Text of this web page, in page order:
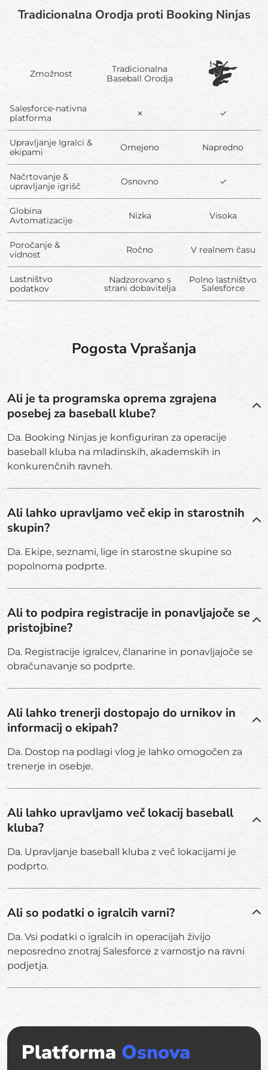
Tradicionalna Orodja proti Booking Ninjas
Zmožnost
Tradicionalna
Baseball Orodja
Salesforce-nativna
platforma
✗ ✓
Upravljanje Igralci &
ekipami
Omejeno Napredno
Načrtovanje &
upravljanje igrišč
Osnovno ✓
Globina
Avtomatizacije
Nizka Visoka
Poročanje &
vidnost
Ročno V realnem času
Lastništvo
podatkov
Nadzorovano s
strani dobavitelja
Polno lastništvo
Salesforce
Pogosta Vprašanja
Ali je ta programska oprema zgrajena
posebej za baseball klube?
Da. Booking Ninjas je konfiguriran za operacije
baseball kluba na mladinskih, akademskih in
konkurenčnih ravneh.
Ali lahko upravljamo več ekip in starostnih
skupin?
Da. Ekipe, seznami, lige in starostne skupine so
popolnoma podprte.
Ali to podpira registracije in ponavljajoče se
pristojbine?
Da. Registracije igralcev, članarine in ponavljajoče se
obračunavanje so podprte.
Ali lahko trenerji dostopajo do urnikov in
informacij o ekipah?
Da. Dostop na podlagi vlog je lahko omogočen za
trenerje in osebje.
Ali lahko upravljamo več lokacij baseball
kluba?
Da. Upravljanje baseball kluba z več lokacijami je
podprto.
Ali so podatki o igralcih varni?
Da. Vsi podatki o igralcih in operacijah živijo
neposredno znotraj Salesforce z varnostjo na ravni
podjetja.
Platforma Osnova